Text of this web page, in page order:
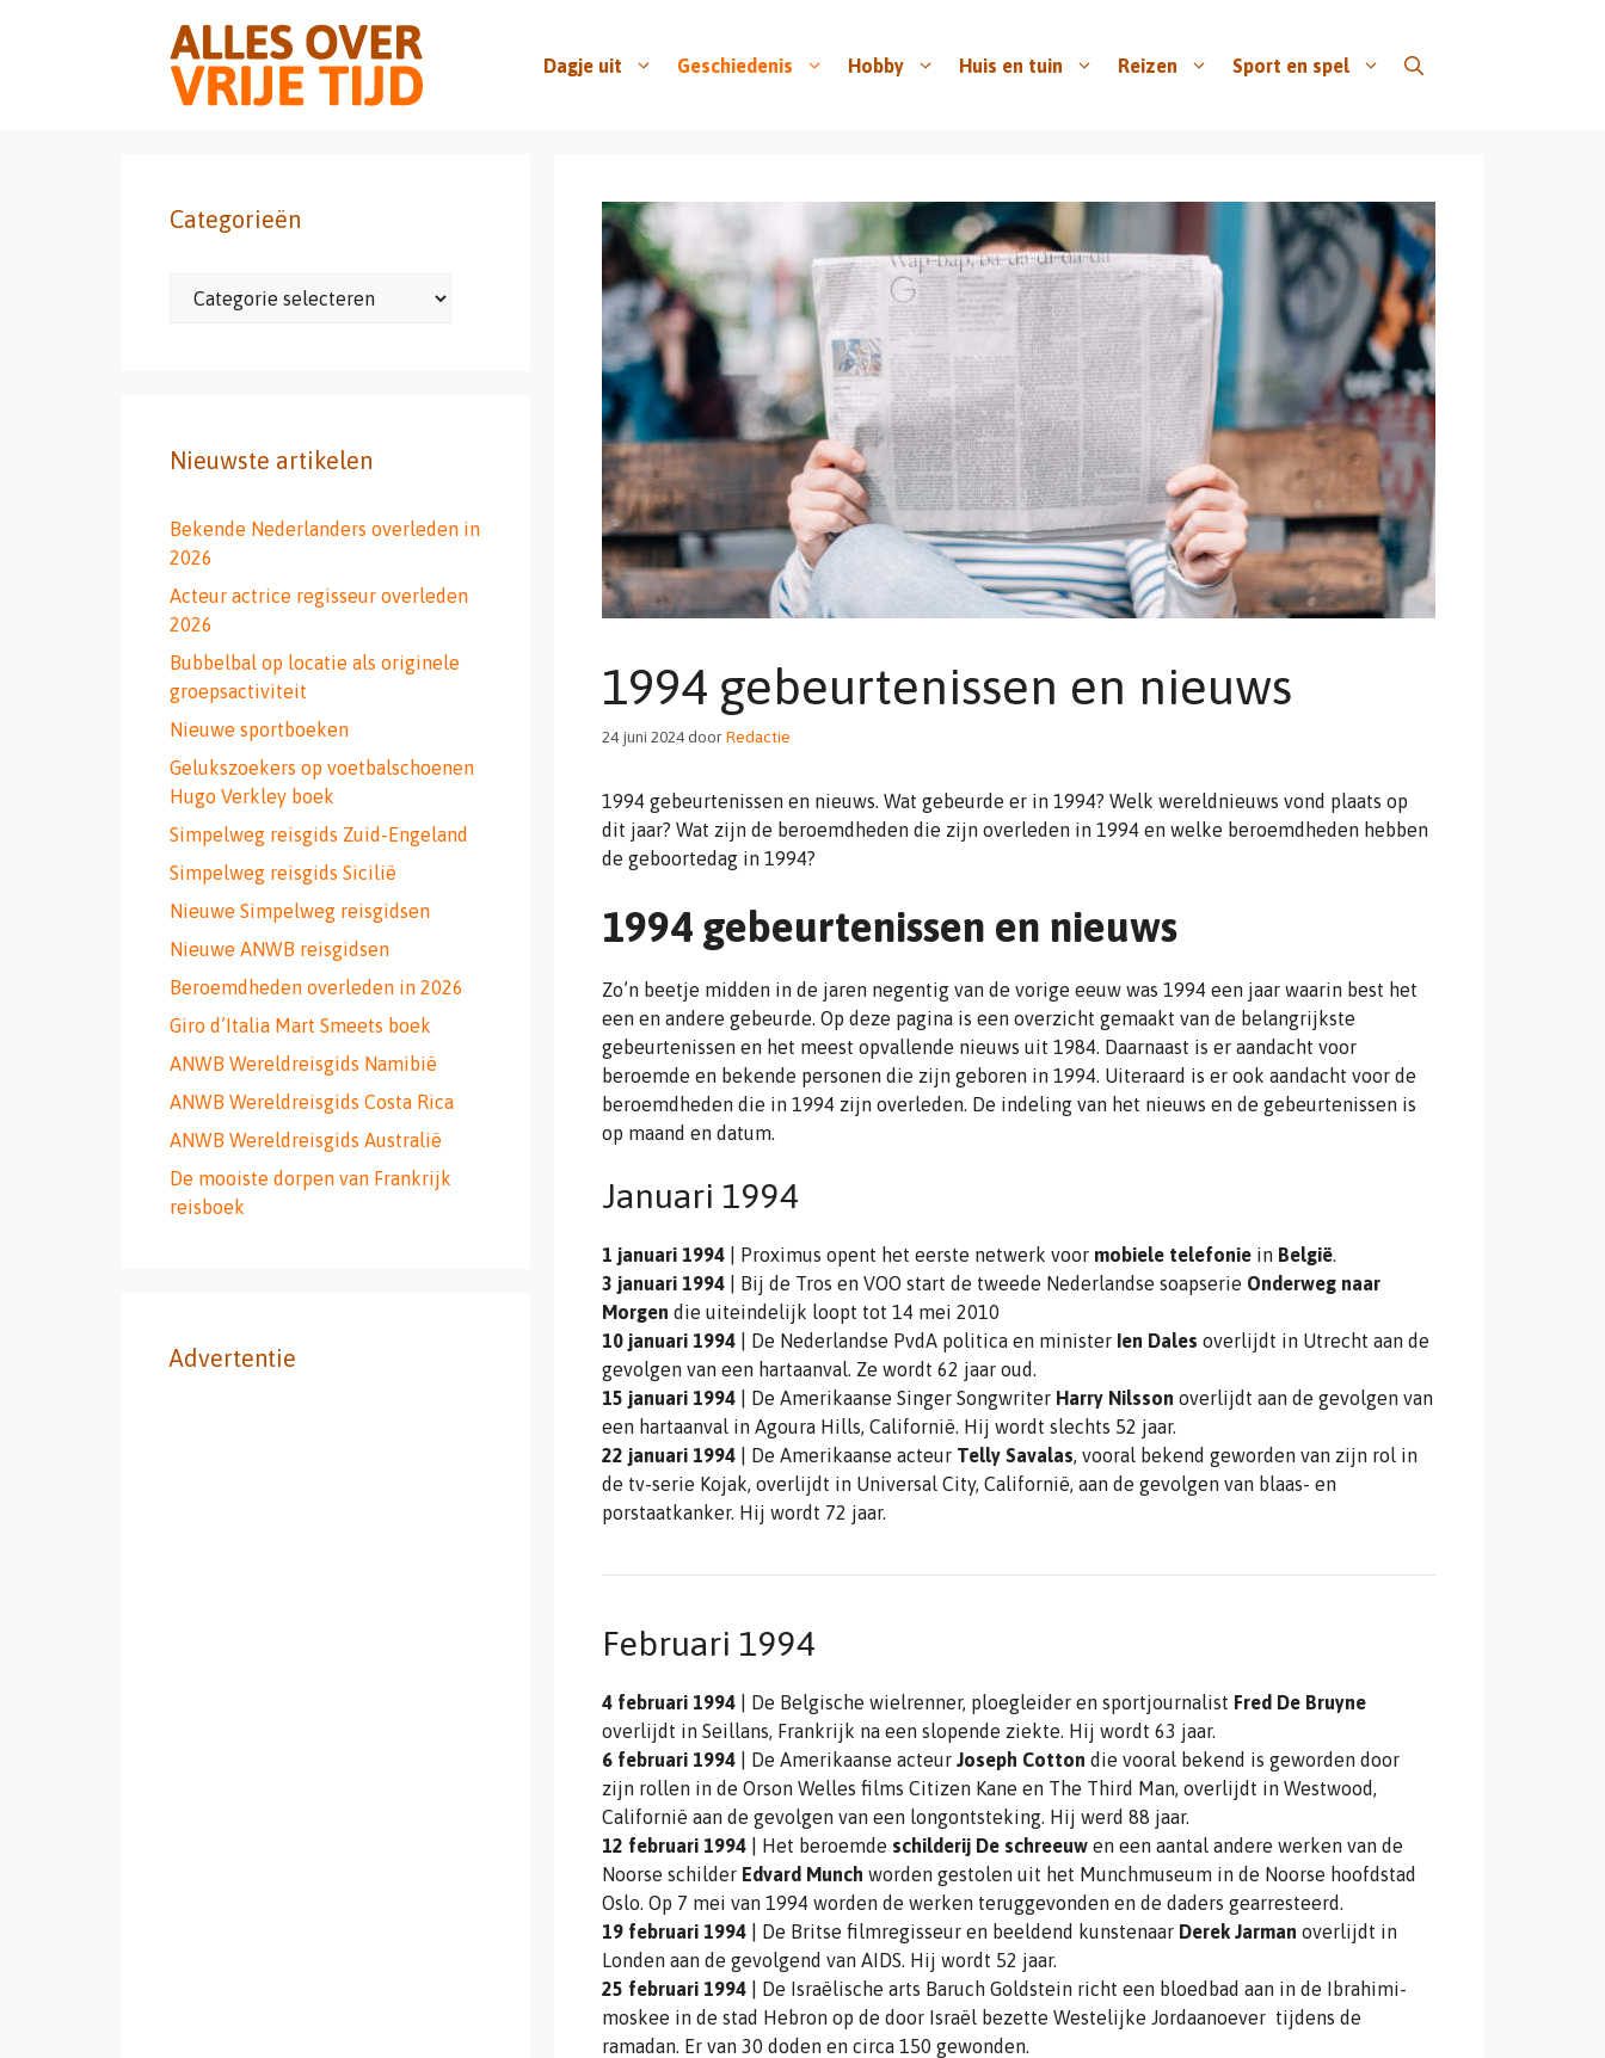
Dagje uit Geschiedenis Hobby Huis en tuin Reizen Sport en spel
1994 gebeurtenissen en nieuws
24 juni 2024doorRedactie
1994 gebeurtenissen en nieuws. Wat gebeurde er in 1994? Welk wereldnieuws vond plaats op
dit jaar? Wat zijn de beroemdheden die zijn overleden in 1994 en welke beroemdheden hebben
de geboortedag in 1994?
1994 gebeurtenissen en nieuws
Zo’n beetje midden in de jaren negentig van de vorige eeuw was 1994 een jaar waarin best het
een en andere gebeurde. Op deze pagina is een overzicht gemaakt van de belangrijkste
gebeurtenissen en het meest opvallende nieuws uit 1984. Daarnaast is er aandacht voor
beroemde en bekende personen die zijn geboren in 1994. Uiteraard is er ook aandacht voor de
beroemdheden die in 1994 zijn overleden. De indeling van het nieuws en de gebeurtenissen is
op maand en datum.
Januari 1994
1 januari 1994 | Proximus opent het eerste netwerk voor mobiele telefonie in België.
3 januari 1994 | Bij de Tros en VOO start de tweede Nederlandse soapserie Onderweg naar
Morgen die uiteindelijk loopt tot 14 mei 2010
10 januari 1994 | De Nederlandse PvdA politica en minister Ien Dales overlijdt in Utrecht aan de
gevolgen van een hartaanval. Ze wordt 62 jaar oud.
15 januari 1994 | De Amerikaanse Singer Songwriter Harry Nilsson overlijdt aan de gevolgen van
een hartaanval in Agoura Hills, Californië. Hij wordt slechts 52 jaar.
22 januari 1994 | De Amerikaanse acteur Telly Savalas, vooral bekend geworden van zijn rol in
de tv-serie Kojak, overlijdt in Universal City, Californië, aan de gevolgen van blaas- en
porstaatkanker. Hij wordt 72 jaar.
Februari 1994
4 februari 1994 | De Belgische wielrenner, ploegleider en sportjournalist Fred De Bruyne
overlijdt in Seillans, Frankrijk na een slopende ziekte. Hij wordt 63 jaar.
6 februari 1994
| De Amerikaanse acteur Joseph Cotton die vooral bekend is geworden door
zijn rollen in de Orson Welles films Citizen Kane en The Third Man, overlijdt in Westwood,
Californië aan de gevolgen van een longontsteking. Hij werd 88 jaar.
12 februari 1994 | Het beroemde schilderij De schreeuw en een aantal andere werken van de
Noorse schilder Edvard Munch worden gestolen uit het Munchmuseum in de Noorse hoofdstad
Oslo. Op 7 mei van 1994 worden de werken teruggevonden en de daders gearresteerd.
19 februari 1994 | De Britse filmregisseur en beeldend kunstenaar Derek Jarman overlijdt in
Londen aan de gevolgend van AIDS. Hij wordt 52 jaar.
25 februari 1994 | De Israëlische arts Baruch Goldstein richt een bloedbad aan in de Ibrahimi-
moskee in de stad Hebron op de door Israël bezette Westelijke Jordaanoever tijdens de
ramadan. Er van 30 doden en circa 150 gewonden.
Categorieën
Categorieën
Nieuwste artikelen
Bekende Nederlanders overleden in
2026
Acteur actrice regisseur overleden
2026
Bubbelbal op locatie als originele
groepsactiviteit
Nieuwe sportboeken
Gelukszoekers op voetbalschoenen
Hugo Verkley boek
Simpelweg reisgids Zuid-Engeland
Simpelweg reisgids Sicilië
Nieuwe Simpelweg reisgidsen
Nieuwe ANWB reisgidsen
Beroemdheden overleden in 2026
Giro d’Italia Mart Smeets boek
ANWB Wereldreisgids Namibië
ANWB Wereldreisgids Costa Rica
ANWB Wereldreisgids Australië
De mooiste dorpen van Frankrijk
reisboek
Advertentie